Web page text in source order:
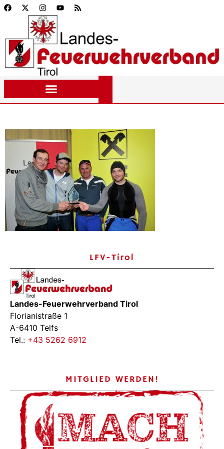
LFV-Tirol
Landes-Feuerwehrverband Tirol
Florianistraße 1
A-6410 Telfs
Tel.: +43 5262 6912
MITGLIED WERDEN!